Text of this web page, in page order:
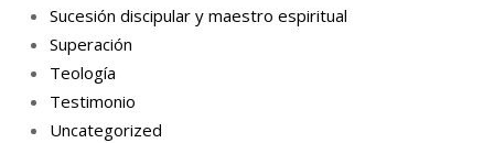
Sucesión discipular y maestro espiritual
Superación
Teología
Testimonio
Uncategorized